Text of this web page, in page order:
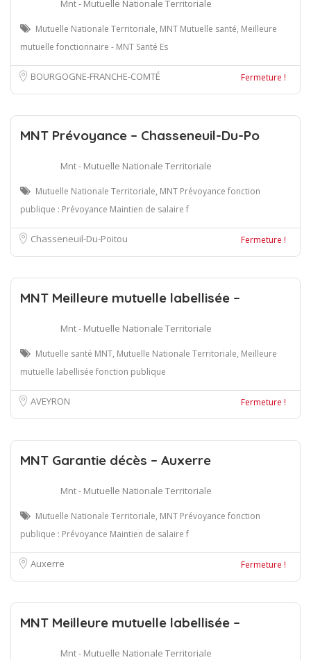
Mnt - Mutuelle Nationale Territoriale
Mutuelle Nationale Territoriale, MNT Mutuelle santé, Meilleure
mutuelle fonctionnaire - MNT Santé Es
BOURGOGNE-FRANCHE-COMTÉ Fermeture !
MNT Prévoyance – Chasseneuil-Du-Po
Mnt - Mutuelle Nationale Territoriale
Mutuelle Nationale Territoriale, MNT Prévoyance fonction
publique : Prévoyance Maintien de salaire f
Chasseneuil-Du-Poitou Fermeture !
MNT Meilleure mutuelle labellisée –
Mnt - Mutuelle Nationale Territoriale
Mutuelle santé MNT, Mutuelle Nationale Territoriale, Meilleure
mutuelle labellisée fonction publique
AVEYRON Fermeture !
MNT Garantie décès – Auxerre
Mnt - Mutuelle Nationale Territoriale
Mutuelle Nationale Territoriale, MNT Prévoyance fonction
publique : Prévoyance Maintien de salaire f
Auxerre Fermeture !
MNT Meilleure mutuelle labellisée –
Mnt - Mutuelle Nationale Territoriale